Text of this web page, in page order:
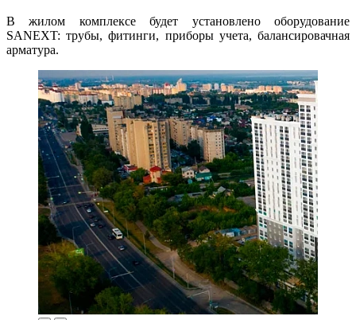
В жилом комплексе будет установлено оборудование
SANEXT: трубы, фитинги, приборы учета, балансировачная
арматура.